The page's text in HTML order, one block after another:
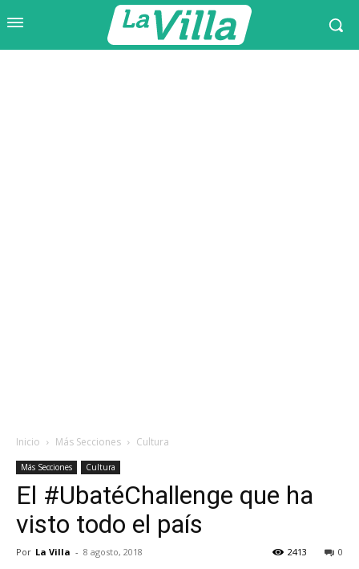
Inicio Más Secciones Cultura
Más Secciones Cultura
El #UbatéChallenge que ha
visto todo el país
Por La Villa - 8 agosto, 2018 0
2413